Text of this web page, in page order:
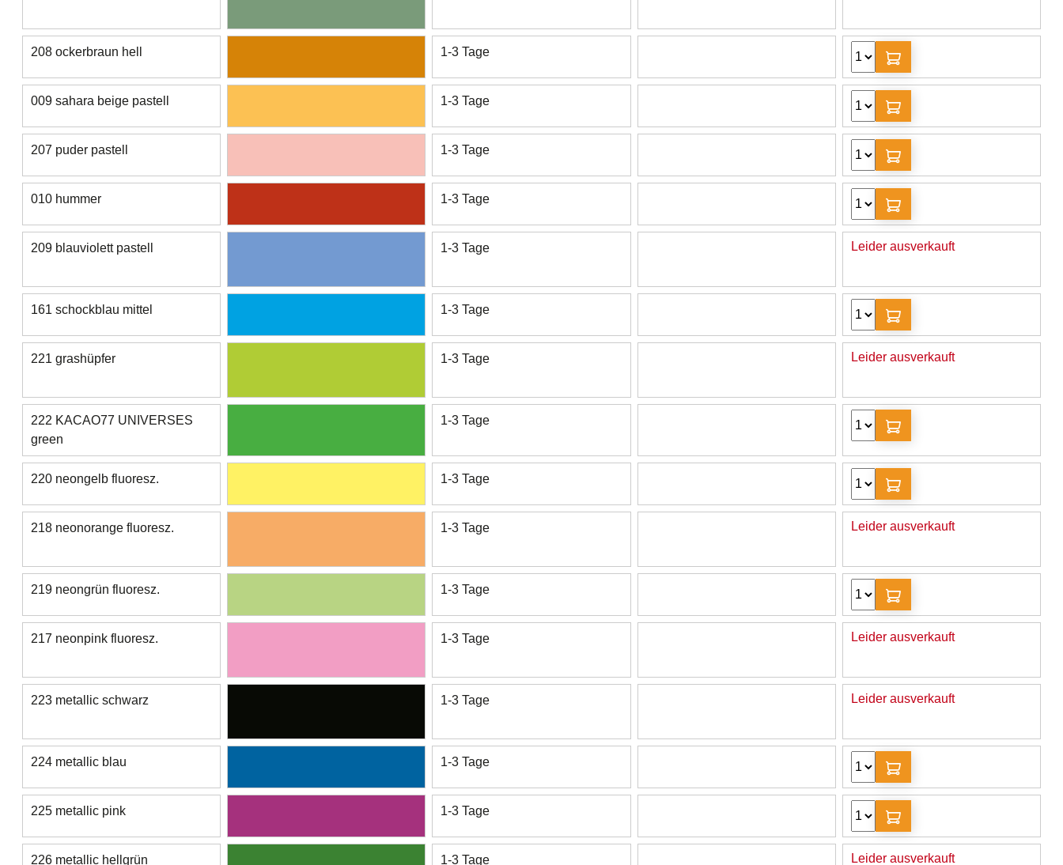
208 ockerbraun hell 1-3 Tage
009 sahara beige pastell 1-3 Tage
207 puder pastell 1-3 Tage
010 hummer 1-3 Tage
209 blauviolett pastell 1-3 Tage Leider ausverkauft
161 schockblau mittel 1-3 Tage
221 grashüpfer 1-3 Tage Leider ausverkauft
222 KACAO77 UNIVERSES
green
1-3 Tage
220 neongelb fluoresz. 1-3 Tage
218 neonorange fluoresz. 1-3 Tage Leider ausverkauft
219 neongrün fluoresz. 1-3 Tage
217 neonpink fluoresz. 1-3 Tage Leider ausverkauft
223 metallic schwarz 1-3 Tage Leider ausverkauft
224 metallic blau 1-3 Tage
225 metallic pink 1-3 Tage
226 metallic hellgrün 1-3 Tage Leider ausverkauft